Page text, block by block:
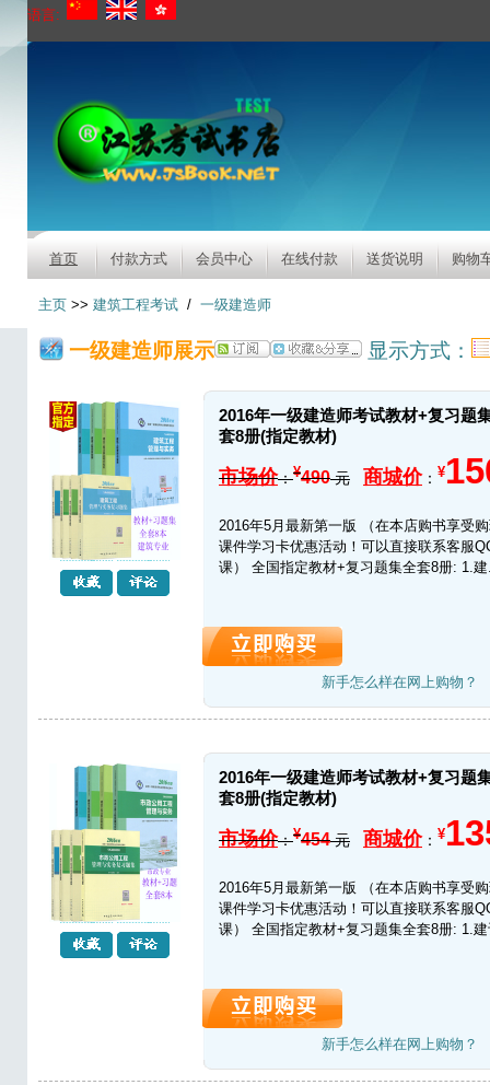
语言:
首页 付款方式 会员中心 在线付款 送货说明 购物
主页 >> 建筑工程考试 / 一级建造师
一级建造师展示 显示方式：
2016年一级建造师考试教材+复习题
套8册(指定教材)
市场价：¥490元 商城价： ¥
2016年5月最新第一版 （在本店购书享受
课件学习卡优惠活动！可以直接联系客服
课） 全国指定教材+复习题集全套8册: 1.
新手怎么样在网上购物？
2016年一级建造师考试教材+复习题
套8册(指定教材)
市场价：¥454元 商城价： ¥
2016年5月最新第一版 （在本店购书享受
课件学习卡优惠活动！可以直接联系客服
课） 全国指定教材+复习题集全套8册: 1.
新手怎么样在网上购物？